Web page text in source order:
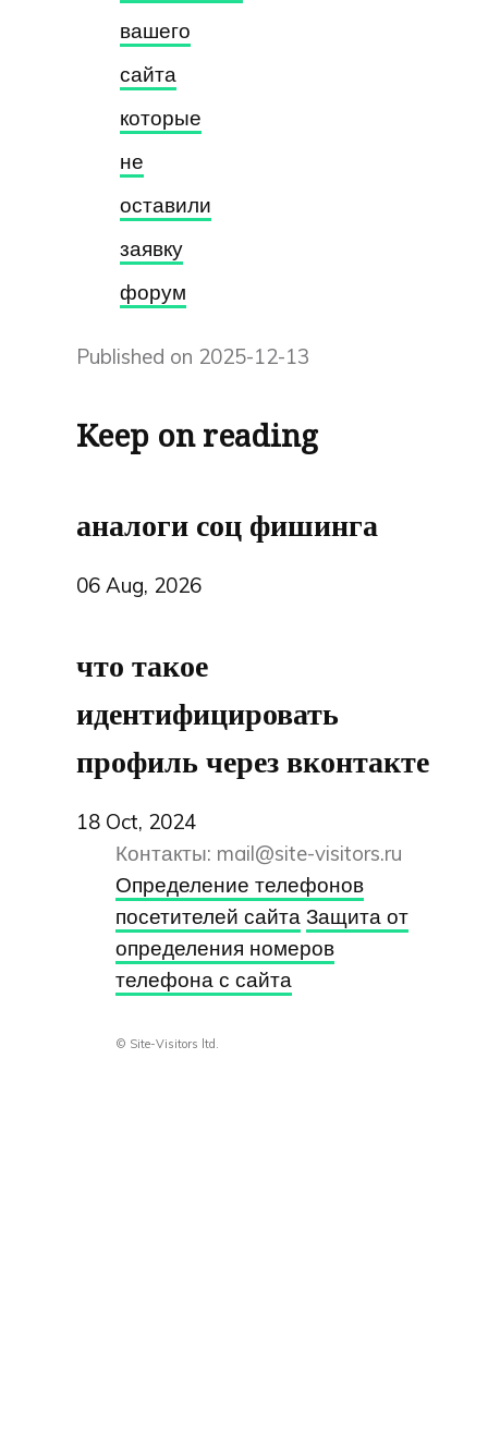
вашего
сайта
которые
не
оставили
заявку
форум
Published on 2025-12-13
Keep on reading
аналоги соц фишинга
06 Aug, 2026
что такое
идентифицировать
профиль через вконтакте
18 Oct, 2024
Контакты: mail@site-visitors.ru
Определение телефонов
посетителей сайта Защита от
определения номеров
телефона с сайта
© Site-Visitors ltd.